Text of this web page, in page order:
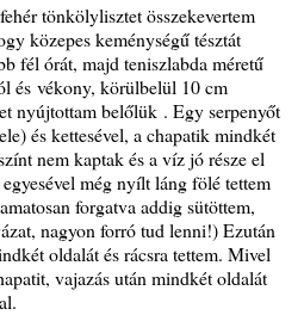
tönkölylisztet összekevertem
közepes keménységű tésztát
fél órát, majd teniszlabda méretű
és vékony, körülbelül 10 cm
nyújtottam belőlük . Egy serpenyőt
és kettesével, a chapatik mindkét
nem kaptak és a víz jó része el
még nyílt láng fölé tettem
forgatva addig sütöttem,
nagyon forró tud lenni!) Ezután
oldalát és rácsra tettem. Mivel
vajazás után mindkét oldalát